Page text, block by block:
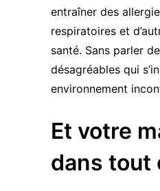
entraîner des
respiratoires et
santé. Sans parler
désagréables qui
environnement
Et votre
dans tout